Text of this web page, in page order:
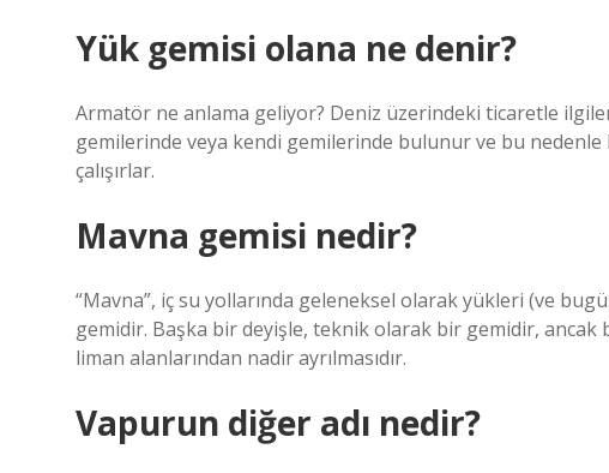
Yük gemisi olana ne denir?
Armatör ne anlama geliyor? Deniz üzerindeki ticaretle
gemilerinde veya kendi gemilerinde bulunur ve bu nedenle
çalışırlar.
Mavna gemisi nedir?
“Mavna”, iç su yollarında geleneksel olarak yükleri (ve
gemidir. Başka bir deyişle, teknik olarak bir gemidir, ancak
liman alanlarından nadir ayrılmasıdır.
Vapurun diğer adı nedir?